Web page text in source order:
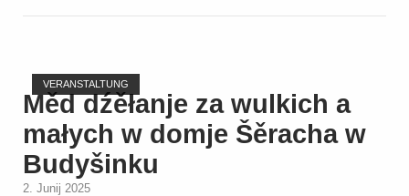
bei
den
Schülerinnen
und
Schülern
der
VERANSTALTUNG
Měd dźěłanje za wulkich a
małych w domje Šěracha w
Budyšinku
2. Junij 2025